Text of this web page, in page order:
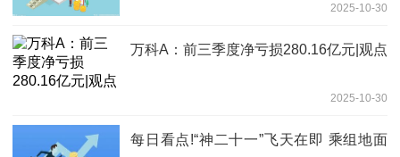
（513010）近1月净流入均超过20亿2025-10-30
万科A：前三季度净亏损280.16亿元|观点
2025-10-30
每日看点!“神二十一”飞天在即 乘组地面